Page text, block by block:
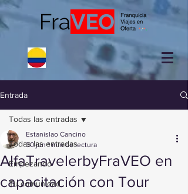
Entrada
Todas las entradas
Empezando
Tu comunidad
Todas las entradas
AlfaTravelerbyFraVEO en
capacitación con Tour
Estanislao Cancino
30 jun 1 min de lectura